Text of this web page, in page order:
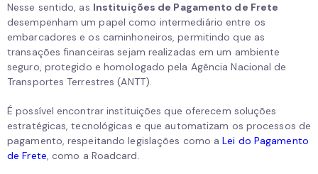
Nesse sentido, as Instituições de Pagamento de Frete
desempenham um papel como intermediário entre os
embarcadores e os caminhoneiros, permitindo que as
transações financeiras sejam realizadas em um ambiente
seguro, protegido e homologado pela Agência Nacional de
Transportes Terrestres (ANTT).
É possível encontrar instituições que oferecem soluções
estratégicas, tecnológicas e que automatizam os processos de
pagamento, respeitando legislações como aLei do Pagamento
de Frete, como a Roadcard.